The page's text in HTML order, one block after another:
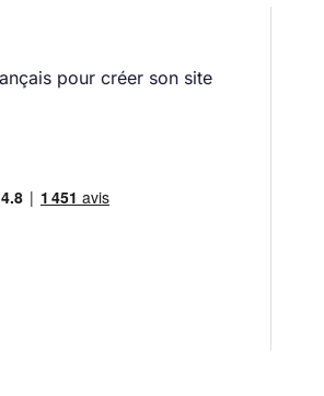
pour créer son site